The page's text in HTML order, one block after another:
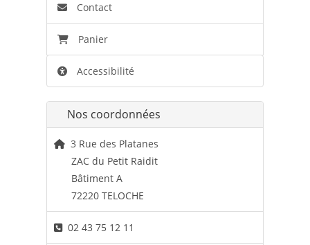
Contact
Panier
Accessibilité
Nos coordonnées
3 Rue des Platanes
ZAC du Petit Raidit
Bâtiment A
72220 TELOCHE
02 43 75 12 11